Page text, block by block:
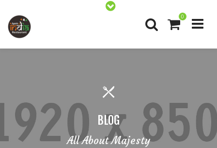
BLOG
All About Majesty
0